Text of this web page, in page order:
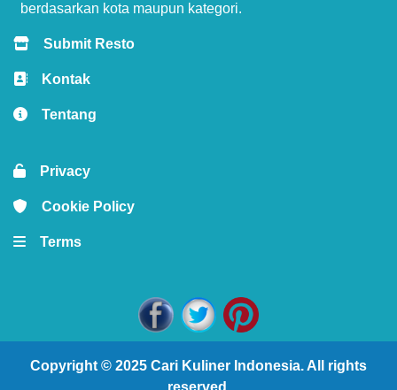
berdasarkan kota maupun kategori.
Submit Resto
Kontak
Tentang
Privacy
Cookie Policy
Terms
Copyright © 2025 Cari Kuliner Indonesia. All rights